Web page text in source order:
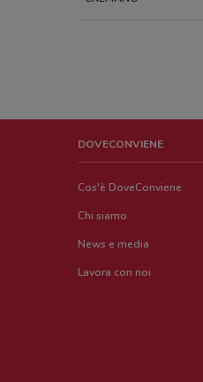
DOVECONVIENE
Cos'è DoveConviene
Chi siamo
News e media
Lavora con noi